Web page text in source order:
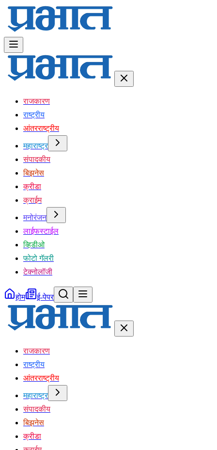
राजकारण
राष्ट्रीय
आंतरराष्ट्रीय
महाराष्ट्र
संपादकीय
बिझनेस
क्रीडा
क्राईम
मनोरंजन
लाईफस्टाईल
व्हिडीओ
फोटो गॅलरी
टेक्नोलॉजी
होम ई-पेपर
राजकारण
राष्ट्रीय
आंतरराष्ट्रीय
महाराष्ट्र
संपादकीय
बिझनेस
क्रीडा